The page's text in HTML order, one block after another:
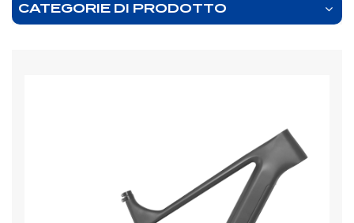
CATEGORIE DI PRODOTTO